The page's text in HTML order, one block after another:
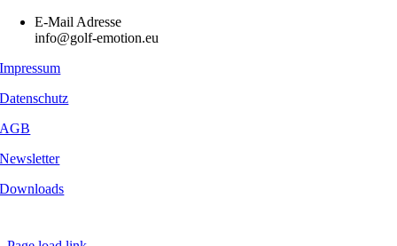
E-Mail Adresse
info@golf-emotion.eu
Impressum
Datenschutz
AGB
Newsletter
Downloads